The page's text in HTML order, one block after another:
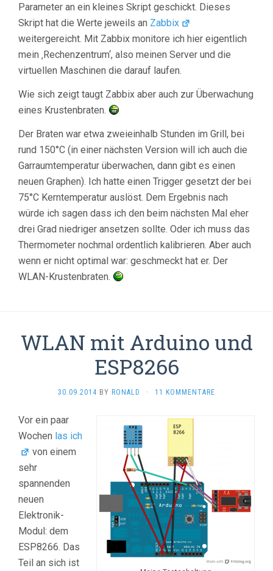
Parameter an ein kleines Skript geschickt. Dieses
Skript hat die Werte jeweils an Zabbix
weitergereicht. Mit Zabbix monitore ich hier eigentlich
mein ‚Rechenzentrum‘, also meinen Server und die
virtuellen Maschinen die darauf laufen.
Wie sich zeigt taugt Zabbix aber auch zur Überwachung
eines Krustenbraten.
Der Braten war etwa zweieinhalb Stunden im Grill, bei
rund 150°C (in einer nächsten Version will ich auch die
Garraumtemperatur überwachen, dann gibt es einen
neuen Graphen). Ich hatte einen Trigger gesetzt der bei
75°C Kerntemperatur auslöst. Dem Ergebnis nach
würde ich sagen dass ich den beim nächsten Mal eher
drei Grad niedriger ansetzen sollte. Oder ich muss das
Thermometer nochmal ordentlich kalibrieren. Aber auch
wenn er nicht optimal war: geschmeckt hat er. Der
WLAN-Krustenbraten.
WLAN mit Arduino und
ESP8266
30.09.2014 BY RONALD · 11 KOMMENTARE
Vor ein paar
Wochen las ich
von einem
sehr
spannenden
neuen
Elektronik-
Modul: dem
ESP8266. Das
Teil an sich ist